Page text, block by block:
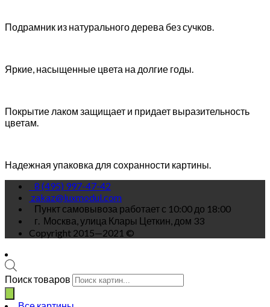
Подрамник из натурального дерева без сучков.
Яркие, насыщенные цвета на долгие годы.
Покрытие лаком защищает и придает выразительность
цветам.
Надежная упаковка для сохранности картины.
8 (495) 997-47-42
zakaz@luxmodul.com
Пункт самовывоза работает с 10:00 до 18:00
г. Москва, улица Клары Цеткин, дом 33
Copyright 2015—2021 ©
Поиск товаров